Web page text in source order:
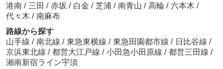
港南 / 三田 / 赤坂 / 白金 / 芝浦 / 南青山 / 高輪 / 六本木 /
代々木 / 南麻布
路線から探す
山手線 / 南北線 / 東急東横線 / 東急田園都市線 / 日比谷線 /
京浜東北線 / 都営大江戸線 / 小田急小田原線 / 都営三田線 /
湘南新宿ライン宇須